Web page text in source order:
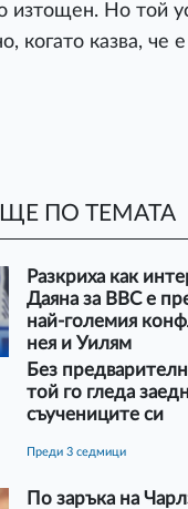
изтощен. Но той
когато казва, че
ПО ТЕМАТА
Разкриха как
Даяна за BBC е
най-големия
нея и Уилям
Без
той го гледа
съучениците си
преди 3 седмици
По заръка на